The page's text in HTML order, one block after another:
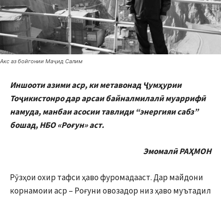
Акс аз бойгонии Маҷид Салим
Иншооти азими аср, ки метавонад Ҷумҳурии
Тоҷикистонро дар арсаи байналмилалӣ муаррифӣ
намуда, манбаи асосии тавлиди “энергияи сабз”
бошад, НБО «Роғун» аст.
Эмомалӣ РАҲМОН
Рӯзҳои охир тафси ҳаво фуромадааст. Дар майдони
корнамоии аср – Роғуни овозадор низ ҳаво муътадил